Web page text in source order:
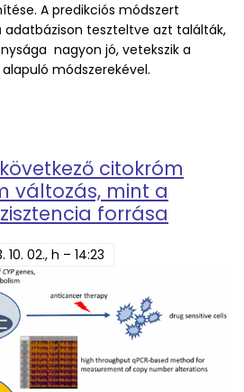
A predikciós módszert
teszteltve azt találták,
nagyon jó, vetekszik a
módszerekével.
közlemény a transzmembrán
citokróm
változás, mint a
forrása
10. 02., h – 14:23